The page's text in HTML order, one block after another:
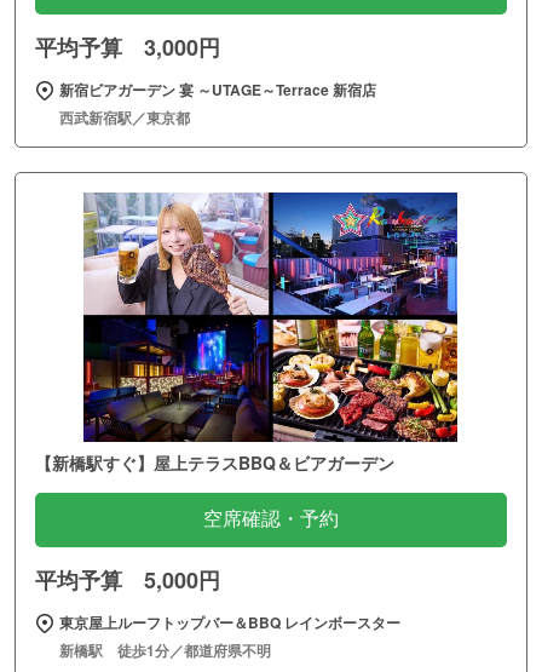
平均予算 3,000円
新宿ビアガーデン 宴 ～UTAGE～Terrace 新宿店
西武新宿駅／東京都
【新橋駅すぐ】屋上テラスBBQ＆ビアガーデン
空席確認・予約
平均予算 5,000円
東京屋上ルーフトップバー＆BBQ レインボースター
新橋駅 徒歩1分／都道府県不明